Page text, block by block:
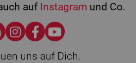
auf Instagram und Co.
uns auf Dich.